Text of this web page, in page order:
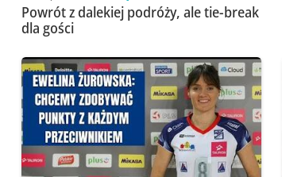
Powrót z dalekiej podróży, ale tie-break
dla gości